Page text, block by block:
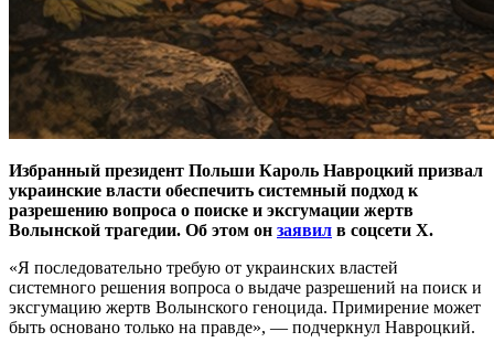
Избранный президент Польши Кароль Навроцкий призвал
украинские власти обеспечить системный подход к
разрешению вопроса о поиске и эксгумации жертв
Волынской трагедии. Об этом он заявил в соцсети X.
«Я последовательно требую от украинских властей
системного решения вопроса о выдаче разрешений на поиск и
эксгумацию жертв Волынского геноцида. Примирение может
быть основано только на правде», — подчеркнул Навроцкий.